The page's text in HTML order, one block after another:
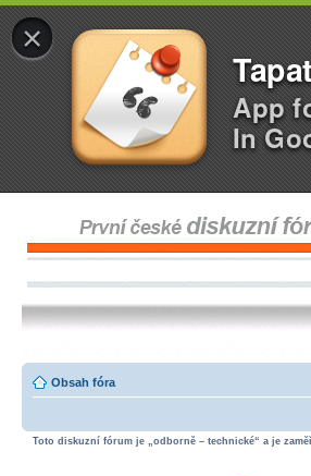
×
App
In
Obsah fóra
Toto diskuzní fórum je „odborně – technické“ a je